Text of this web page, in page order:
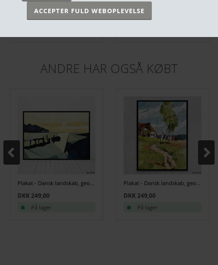
DKK 249,00 DKK 249,00
ANDRE HAR OGSÅ KØBT
Plakat - Dansk landskab, geometrisk. No.3
DKK 249,00
På lager
Plakat - Dansk landskab, geometrisk. No.4
DKK 249,00
På lager